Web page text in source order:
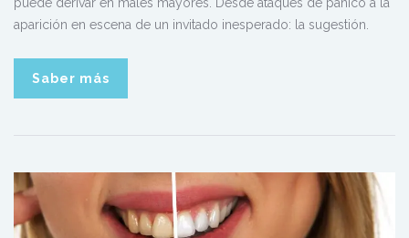
aparición en escena de un invitado inesperado: la sugestión.
Saber más